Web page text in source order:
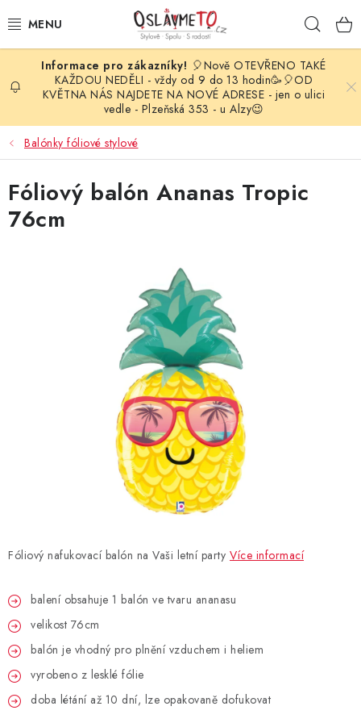
na
OSLAVA NAROZENIN
STYLOVÁ PARTY
DEKORACE A VÝZDOBA
BALÓNKY
SVATEBNÍ DOPLŇKY
BARVY NA OBLIČEJ A VLASY
DORTOVÉ SVÍČKY A OZDOBY
DÁRKY
HELIUM NA BALÓNKY
LAMPIONY
OSLAVA PODLE BAREV
🎈Nově OTEVŘENO TAKÉ
KAŽDOU NEDĚLI - vždy od 9 do 13 hodin🥳🎈OD
KVĚTNA NÁS NAJDETE NA NOVÉ ADRESE - jen o ulici
vedle - Plzeňská 353 - u Alzy😉
Balónky fóliové stylové
Fóliový nafukovací balón na Vaši letní party Více informací
balení obsahuje 1 balón ve tvaru ananasu
velikost 76cm
balón je vhodný pro plnění vzduchem i heliem
vyrobeno z lesklé fólie
doba létání až 10 dní, lze opakovaně dofukovat
Fóliový balón Ananas Tropic
76cm